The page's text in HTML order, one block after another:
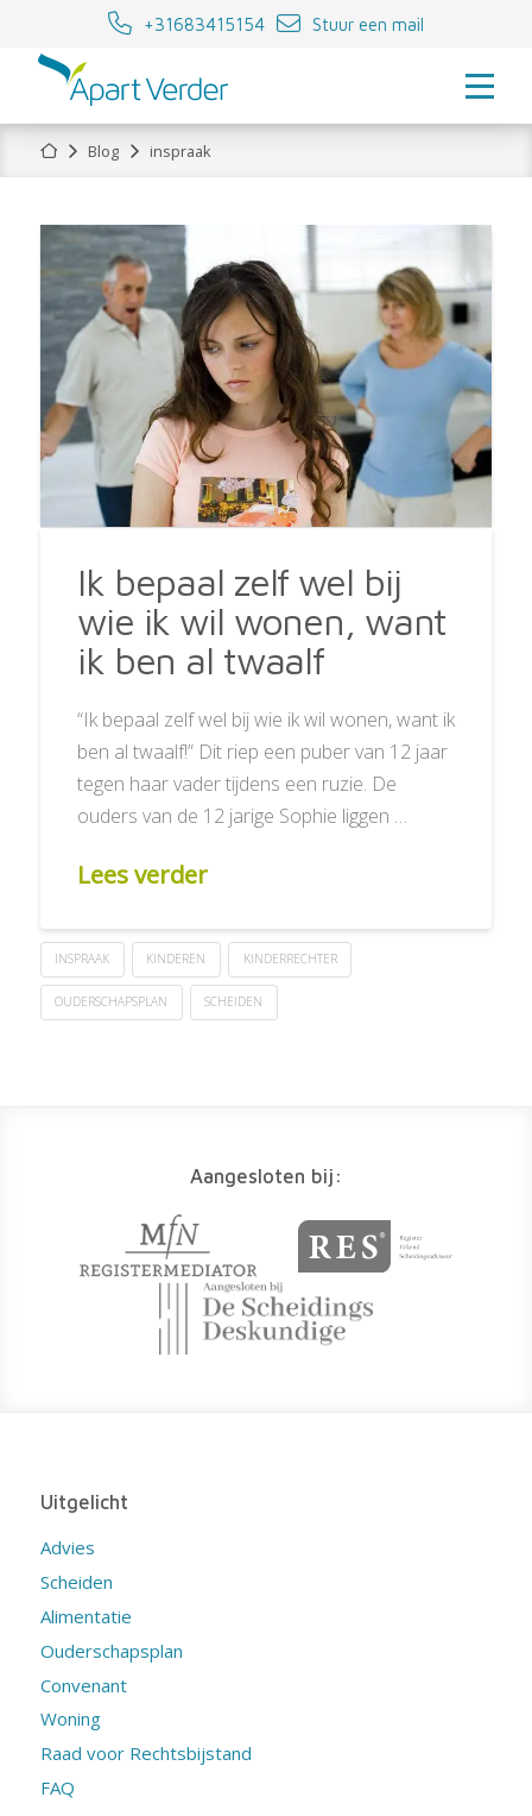
+31683415154 Stuur een mail
HomeBlog inspraak
Ik bepaal zelf wel bij
wie ik wil wonen, want
ik ben al twaalf
“Ik bepaal zelf wel bij wie ik wil wonen, want ik
ben al twaalf!” Dit riep een puber van 12 jaar
tegen haar vader tijdens een ruzie. De
ouders van de 12 jarige Sophie liggen …
Lees verder
INSPRAAK KINDEREN KINDERRECHTER
OUDERSCHAPSPLAN SCHEIDEN
Aangesloten bij:
Uitgelicht
Advies
Scheiden
Alimentatie
Ouderschapsplan
Convenant
Woning
Raad voor Rechtsbijstand
FAQ